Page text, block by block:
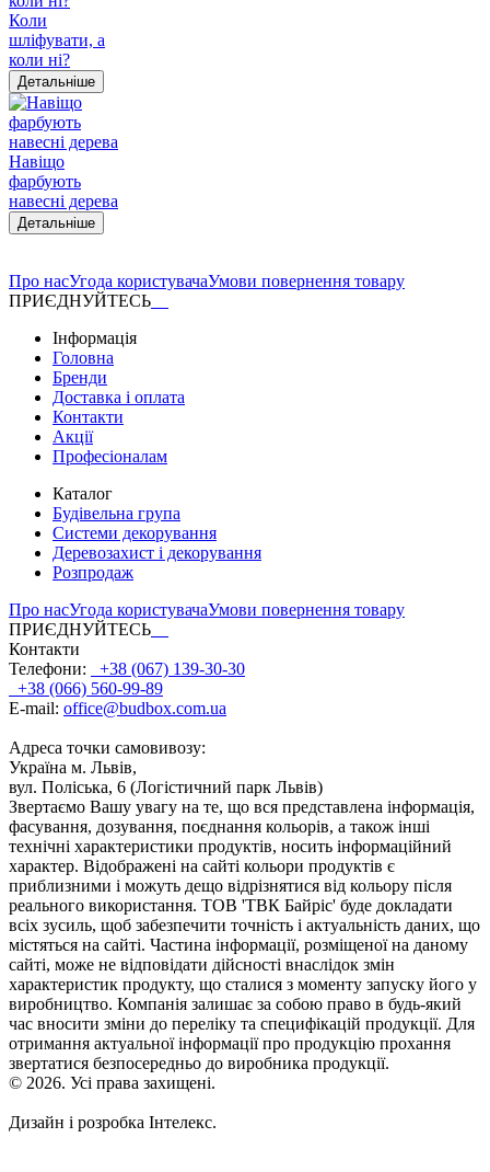
Коли
шліфувати, а
коли ні?
Детальніше
Навіщо
фарбують
навесні дерева
Детальніше
Про насУгода користувачаУмови повернення товару
ПРИЄДНУЙТЕСЬ
Інформація
Головна
Бренди
Доставка і оплата
Контакти
Акції
Професіоналам
Каталог
Будівельна група
Системи декорування
Деревозахист і декорування
Розпродаж
Про насУгода користувачаУмови повернення товару
ПРИЄДНУЙТЕСЬ
Контакти
Телефони:
+38 (067) 139-30-30
+38 (066) 560-99-89
E-mail: office@budbox.com.ua
Адреса точки самовивозу:
Україна м. Львів,
вул. Поліська, 6 (Логістичний парк Львів)
Звертаємо Вашу увагу на те, що вся представлена інформація,
фасування, дозування, поєднання кольорів, а також інші
технічні характеристики продуктів, носить інформаційний
характер. Відображені на сайті кольори продуктів є
приблизними і можуть дещо відрізнятися від кольору після
реального використання. ТОВ 'ТВК Байріс' буде докладати
всіх зусиль, щоб забезпечити точність і актуальність даних, що
містяться на сайті. Частина інформації, розміщеної на даному
сайті, може не відповідати дійсності внаслідок змін
характеристик продукту, що сталися з моменту запуску його у
виробництво. Компанія залишає за собою право в будь-який
час вносити зміни до переліку та специфікацій продукції. Для
отримання актуальної інформації про продукцію прохання
звертатися безпосередньо до виробника продукції.
© 2026. Усі права захищені.
Дизайн і розробка Інтелекс.